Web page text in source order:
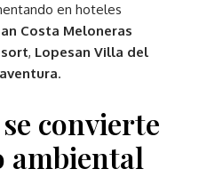
en hoteles
Costa Meloneras
, Lopesan Villa del
.
convierte
ambiental